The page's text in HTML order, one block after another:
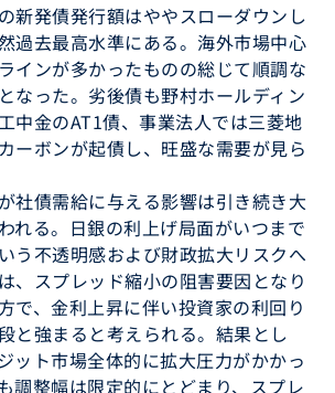
新発債発行額はややスローダウンし
過去最高水準にある。海外市場中心
インが多かったものの総じて順調な
なった。劣後債も野村ホールディン
中金のAT1債、事業法人では三菱地
ーボンが起債し、旺盛な需要が見ら
社債需給に与える影響は引き続き大
れる。日銀の利上げ局面がいつまで
う不透明感および財政拡大リスクへ
、スプレッド縮小の阻害要因となり
で、金利上昇に伴い投資家の利回り
と強まると考えられる。結果とし
ット市場全体的に拡大圧力がかかっ
調整幅は限定的にとどまり、スプレ